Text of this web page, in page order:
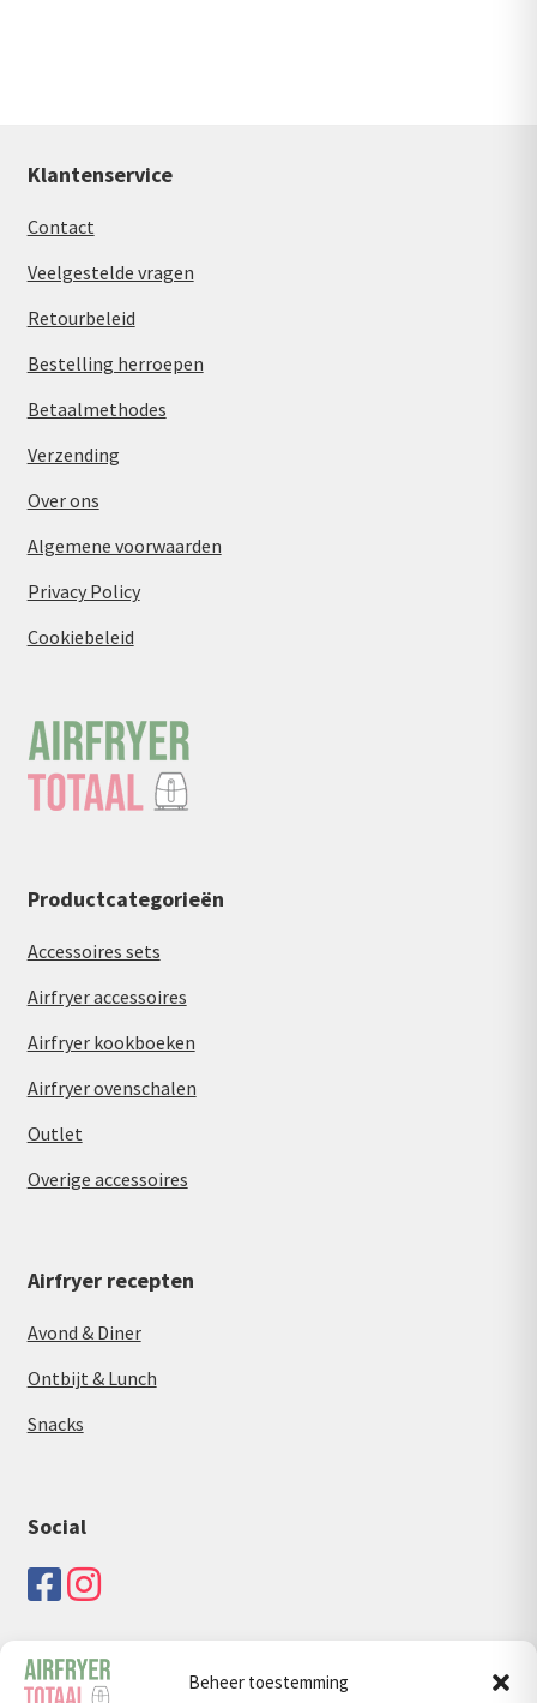
Beheer toestemming
Klantenservice
Contact
Veelgestelde vragen
Retourbeleid
Bestelling herroepen
Betaalmethodes
Verzending
Over ons
Algemene voorwaarden
Privacy Policy
Cookiebeleid
Productcategorieën
Accessoires sets
Airfryer accessoires
Airfryer kookboeken
Airfryer ovenschalen
Outlet
Overige accessoires
Airfryer recepten
Avond & Diner
Ontbijt & Lunch
Snacks
Social
Zoeken